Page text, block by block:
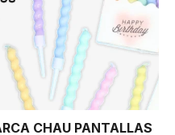
CHAU PANTALLAS